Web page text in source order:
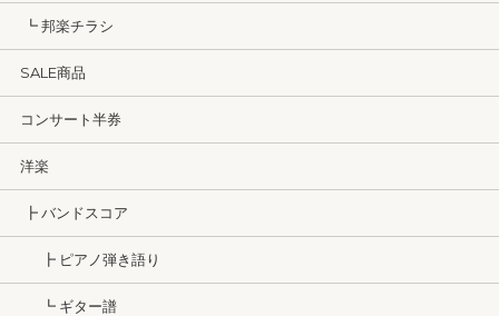
┗ 邦楽チラシ
SALE商品
コンサート半券
洋楽
┣ バンドスコア
┣ ピアノ弾き語り
┗ ギター譜